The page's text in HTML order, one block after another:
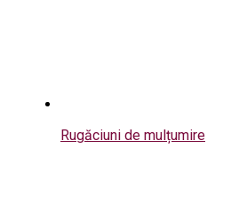
Rugăciuni de mulțumire